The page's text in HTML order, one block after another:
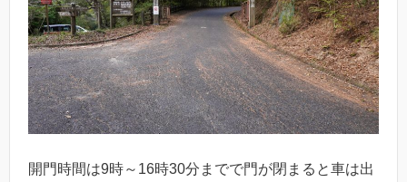
開門時間は9時～16時30分までで門が閉まると車は出